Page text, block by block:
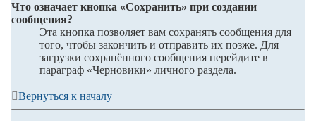
Что означает кнопка «Сохранить» при создании
сообщения?
Эта кнопка позволяет вам сохранять сообщения для
того, чтобы закончить и отправить их позже. Для
загрузки сохранённого сообщения перейдите в
параграф «Черновики» личного раздела.
Вернуться к началу